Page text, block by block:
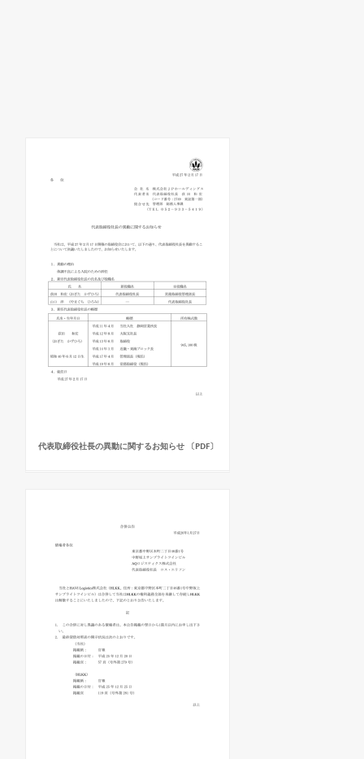
代表取締役社長の異動に関するお知らせ 〔PDF〕